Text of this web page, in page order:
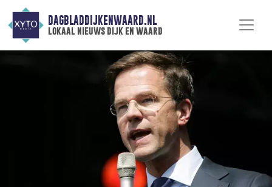
DAGBLADDIJKENWAARD.NL
lokaal nieuws dijk en waard